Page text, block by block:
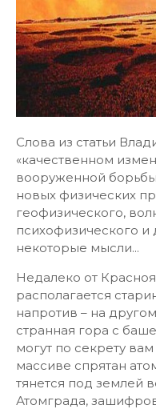
Слова из статьи
«качественном
вооруженной
новых физических
геофизического,
психофизического и
некоторые мысли...
Недалеко от
располагается
напротив – на
странная гора с
могут по секрету
массиве спрятан
тянется под землей
Атомграда,